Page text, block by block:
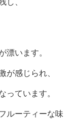
漂います。
が感じられ、
っています。
ルーティーな味